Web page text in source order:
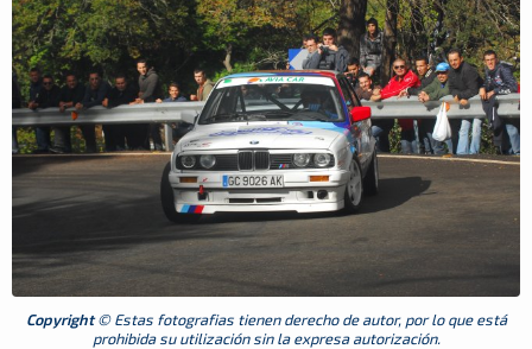
Copyright© Estas fotografias tienen derecho de autor, por lo que está
prohibida su utilización sin la expresa autorización.